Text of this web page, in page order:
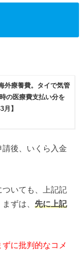
外療養費。タイで気管
の医療費支払い分を
】
請後、いくら入金
ついても、上記記
まずは、先に上記
に批判的なコメ